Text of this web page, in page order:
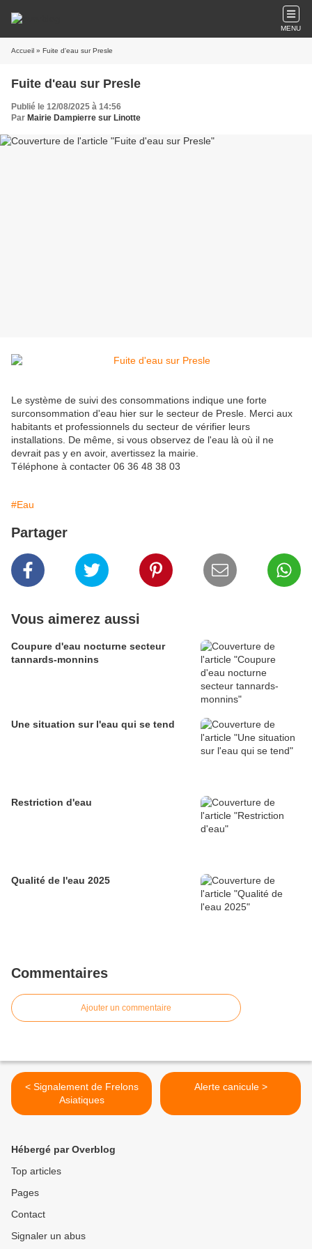
MENU
Accueil » Fuite d'eau sur Presle
Fuite d'eau sur Presle
Publié le 12/08/2025 à 14:56
Par Mairie Dampierre sur Linotte
Le système de suivi des consommations indique une forte
surconsommation d'eau hier sur le secteur de Presle. Merci aux
habitants et professionnels du secteur de vérifier leurs
installations. De même, si vous observez de l'eau là où il ne
devrait pas y en avoir, avertissez la mairie.
Téléphone à contacter 06 36 48 38 03
#Eau
Partager
Vous aimerez aussi
Coupure d'eau nocturne secteur
tannards-monnins
Une situation sur l'eau qui se tend
Restriction d'eau
Qualité de l'eau 2025
Commentaires
Ajouter un commentaire
< Signalement de Frelons
Asiatiques
Alerte canicule >
Hébergé par Overblog
Top articles
Pages
Contact
Signaler un abus